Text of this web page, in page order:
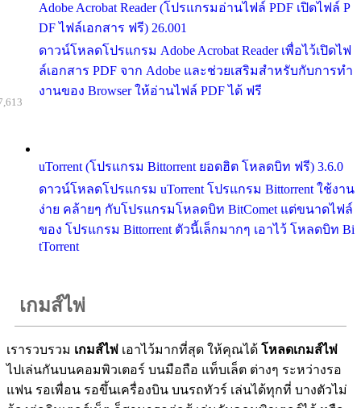
Adobe Acrobat Reader (โปรแกรมอ่านไฟล์ PDF เปิดไฟล์ P
DF ไฟล์เอกสาร ฟรี) 26.001
ดาวน์โหลดโปรแกรม Adobe Acrobat Reader เพื่อไว้เปิดไฟ
ล์เอกสาร PDF จาก Adobe และช่วยเสริมสำหรับกับการทำ
งานของ Browser ให้อ่านไฟล์ PDF ได้ ฟรี
uTorrent (โปรแกรม Bittorrent ยอดฮิต โหลดบิท ฟรี) 3.6.0
ดาวน์โหลดโปรแกรม uTorrent โปรแกรม Bittorrent ใช้งาน
ง่าย คล้ายๆ กับโปรแกรมโหลดบิท BitComet แต่ขนาดไฟล์
ของ โปรแกรม Bittorrent ตัวนี้เล็กมากๆ เอาไว้ โหลดบิท Bi
tTorrent
เกมส์ไพ่
เรารวบรวม เกมส์ไพ่ เอาไว้มากที่สุด ให้คุณได้ โหลดเกมส์ไพ่
ไปเล่นกันบนคอมพิวเตอร์ บนมือถือ แท็บเล็ต ต่างๆ ระหว่างรอ
แฟน รอเพื่อน รอขึ้นเครื่องบิน บนรถทัวร์ เล่นได้ทุกที่ บางตัวไม่